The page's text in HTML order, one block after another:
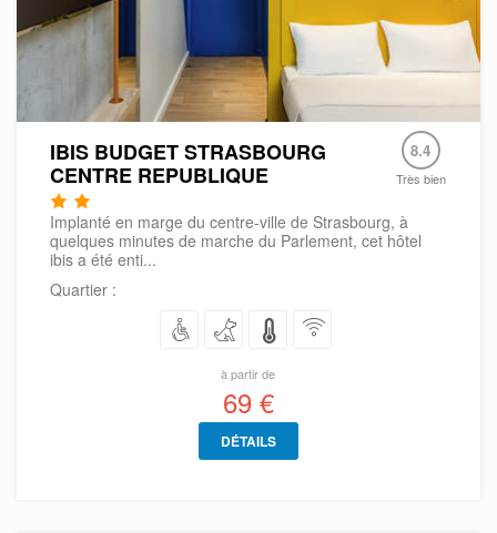
IBIS BUDGET STRASBOURG
CENTRE REPUBLIQUE
8.4
Très bien
Implanté en marge du centre-ville de Strasbourg, à
quelques minutes de marche du Parlement, cet hôtel
ibis a été enti...
Quartier :
à partir de
69 €
DÉTAILS